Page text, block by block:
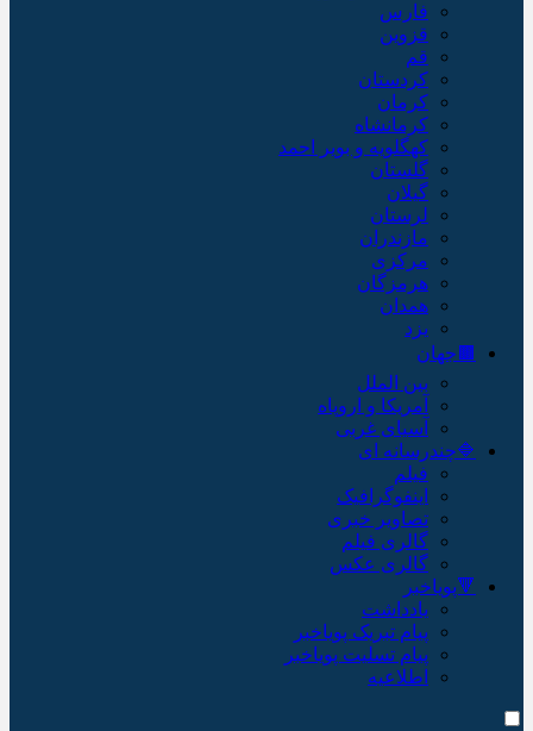
فارس
قزوین
قم
کردستان
کرمان
کرمانشاه
کهگلویه و بویر احمد
گلستان
گیلان
لرستان
مازندران
مرکزی
هرمزگان
همدان
یزد
🟫جهان
بین الملل
آمریکا و اروپاه
آسیای غربی
🔷چندرسانه ای
فیلم
اینفوگرافیک
تصاویر خبری
گالری فیلم
گالری عکس
🔻پویاخبر
یادداشت
پیام تبریک پویاخبر
پیام تسلیت پویاخبر
اطلاعیه